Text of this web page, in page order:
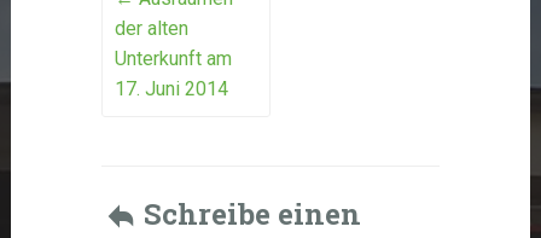
navigation
der alten
Unterkunft am
17. Juni 2014
Schreibe einen